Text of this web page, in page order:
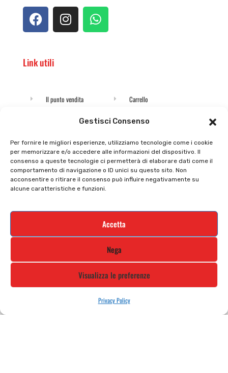
Gestisci Consenso
Per fornire le migliori esperienze, utilizziamo tecnologie come i cookie
per memorizzare e/o accedere alle informazioni del dispositivo. Il
consenso a queste tecnologie ci permetterà di elaborare dati come il
comportamento di navigazione o ID unici su questo sito. Non
acconsentire o ritirare il consenso può influire negativamente su
alcune caratteristiche e funzioni.
Accetta
Nega
Visualizza le preferenze
Privacy Policy
Link utili
Il punto vendita
Il mio account
Privacy policy
Cookie policy
Supporto e contatti
Carrello
checkout
Tutti prodotti
Termini e condizioni
Resi e rimborsi
Iscriviti alla nostra newsletter e rimani